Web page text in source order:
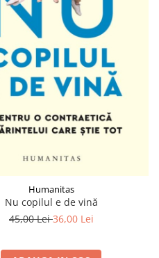
Humanitas
Nu copilul e de vină
45,00 Lei36,00 Lei